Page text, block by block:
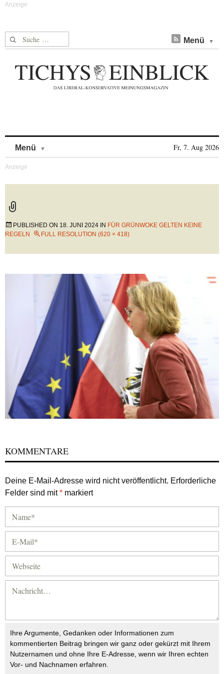
Suche nach: Menü
Menü Fr, 7. Aug 2026
PUBLISHED ON 18. JUNI 2024 IN FÜR GRÜNWOKE GELTEN KEINE
REGELN
FULL RESOLUTION (620 × 418)
KOMMENTARE
Deine E-Mail-Adresse wird nicht veröffentlicht. Erforderliche
Felder sind mit* markiert
Ihre Argumente, Gedanken oder Informationen zum
kommentierten Beitrag bringen wir ganz oder gekürzt mit Ihrem
Nutzernamen und ohne Ihre E-Adresse, wenn wir Ihren echten
Vor- und Nachnamen erfahren.